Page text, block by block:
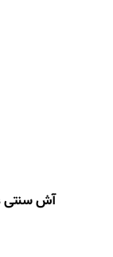
آش سنتی